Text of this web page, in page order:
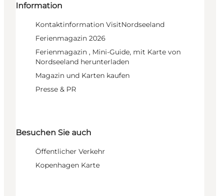
Information
Kontaktinformation VisitNordseeland
Ferienmagazin 2026
Ferienmagazin , Mini-Guide, mit Karte von
Nordseeland herunterladen
Magazin und Karten kaufen
Presse & PR
Besuchen Sie auch
Öffentlicher Verkehr
Kopenhagen Karte